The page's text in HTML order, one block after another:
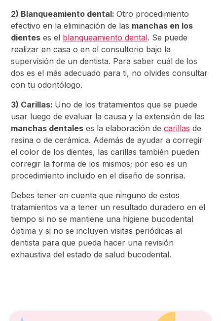
2) Blanqueamiento dental:Otro procedimiento
efectivo en la eliminación de las manchas en los
dientes es el blanqueamiento dental. Se puede
realizar en casa o en el consultorio bajo la
supervisión de un dentista. Para saber cuál de los
dos es el más adecuado para ti, no olvides consultar
con tu odontólogo.
3) Carillas: Uno de los tratamientos que se puede
usar luego de evaluar la causa y la extensión de las
manchas dentales es la elaboración decarillas de
resina o de cerámica. Además de ayudar a corregir
el color de los dientes, las carillas también pueden
corregir la forma de los mismos; por eso es un
procedimiento incluido en el diseño de sonrisa.
Debes tener en cuenta que ninguno de estos
tratamientos va a tener un resultado duradero en el
tiempo si no se mantiene una higiene bucodental
óptima y si no se incluyen visitas periódicas al
dentista para que pueda hacer una revisión
exhaustiva del estado de salud bucodental.